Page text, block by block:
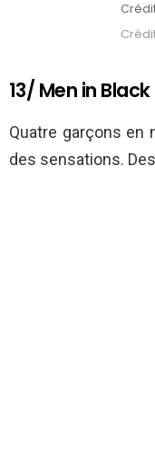
13/ Men in Black
Quatre garçons en
des sensations.